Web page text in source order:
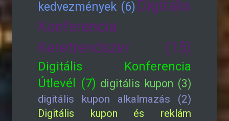
kedvezmények (6) Digitális
Konferencia
Keretrendszer (15)
Digitális Konferencia
Útlevél (7) digitális kupon (3)
digitális kupon alkalmazás (2)
Digitális kupon és reklám